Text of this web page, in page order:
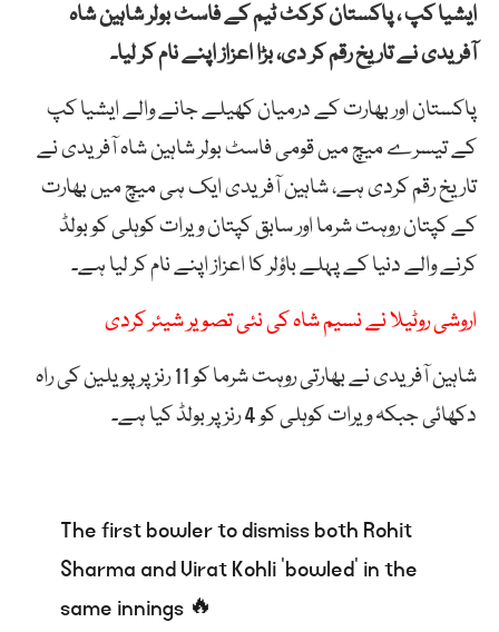
ایشیا کپ ، پاکستان کرکٹ ٹیم کے فاسٹ بولر شاہین شاہ
آفریدی نے تاریخ رقم کر دی، بڑا اعزاز اپنے نام کر لیا۔
پاکستان اور بھارت کے درمیان کھیلے جانے والے ایشیا کپ
کے تیسرے میچ میں قومی فاسٹ بولر شاہین شاہ آفریدی نے
تاریخ رقم کردی ہے، شاہین آفریدی ایک ہی میچ میں بھارت
کے کپتان روہت شرما اور سابق کپتان ویرات کوہلی کو بولڈ
کرنے والے دنیا کے پہلے باؤلر کا اعزاز اپنے نام کر لیا ہے۔
اروشی روٹیلا نے نسیم شاہ کی نئی تصویر شیئر کردی
شاہین آفریدی نے بھارتی روہت شرما کو 11 رنز پر پویلین کی راہ
دکھائی جبکہ ویرات کوہلی کو 4 رنز پر بولڈ کیا ہے۔
The first bowler to dismiss both Rohit
Sharma and Virat Kohli ‘bowled’ in the
same innings 🔥